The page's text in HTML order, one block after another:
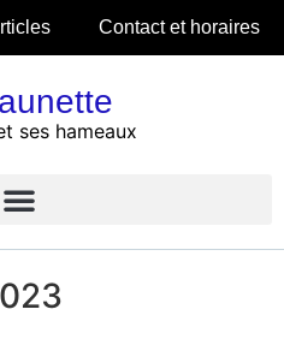
Contact et horaires
ses hameaux